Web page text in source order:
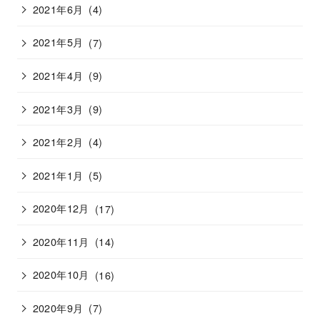
2021年6月 (4)
2021年5月 (7)
2021年4月 (9)
2021年3月 (9)
2021年2月 (4)
2021年1月 (5)
2020年12月 (17)
2020年11月 (14)
2020年10月 (16)
2020年9月 (7)